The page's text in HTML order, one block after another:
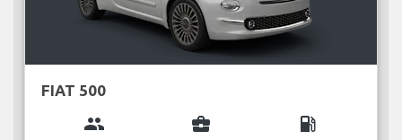
FIAT 500
group business_center local_gas_station